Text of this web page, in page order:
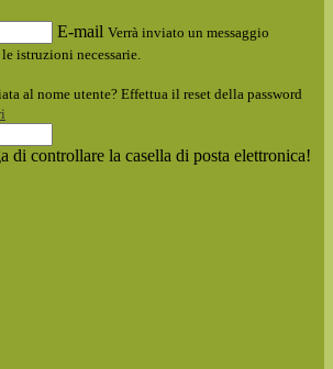
E-mail Verrà inviato un messaggio
istruzioni necessarie.
al nome utente? Effettua il reset della password
di controllare la casella di posta elettronica!